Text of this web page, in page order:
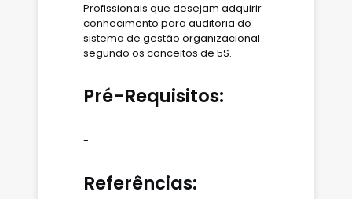
Profissionais que desejam adquirir
conhecimento para auditoria do
sistema de gestão organizacional
segundo os conceitos de 5S.
Pré-Requisitos:
-
Referências: